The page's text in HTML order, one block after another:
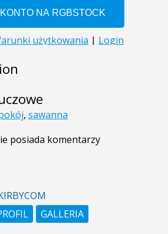
, sawanna
posiada komentarzy
GALLERIA